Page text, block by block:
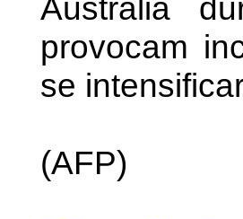
Austrália
provocam
se
(AFP)